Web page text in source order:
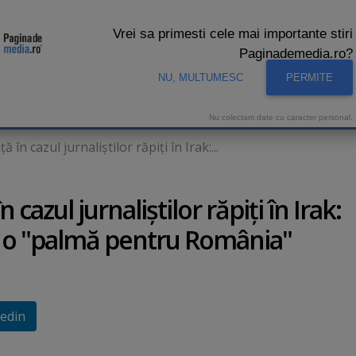
în cazul jurnaliştilor răpiţi în Irak:...
cazul jurnaliştilor răpiţi în Irak:
"palmă pentru România"
Vrei sa primesti cele mai importante stiri
Paginademedia.ro?
NU, MULTUMESC PERMITE
Nu colectam date cu caracter personal.